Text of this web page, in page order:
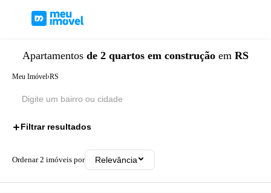
Apartamentos de 2 quartos em construção em RS
Meu Imóvel›RS
Filtrar resultados
Ordenar2 imóveis por Relevância